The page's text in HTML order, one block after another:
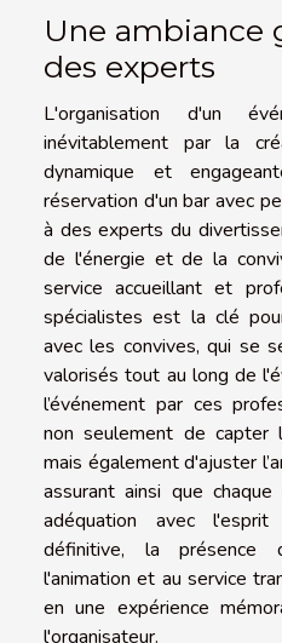
Une ambiance
des experts
L'organisation d'un
inévitablement par la
dynamique et
réservation d'un bar avec
à des experts du
de l'énergie et de la
service accueillant et
spécialistes est la clé
avec les convives, qui se
valorisés tout au long de
l’événement par ces
non seulement de capter
mais également d'ajuster
assurant ainsi que
adéquation avec
définitive, la présence
l'animation et au service
en une expérience
l'organisateur.